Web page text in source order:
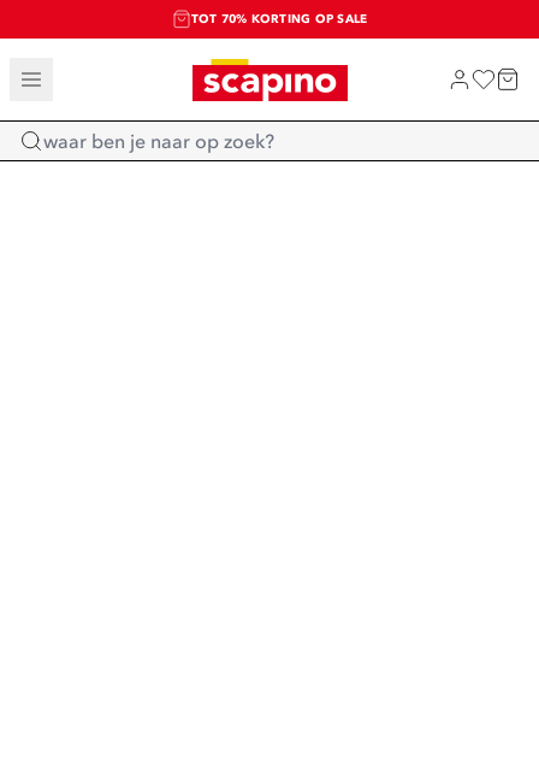
TOT 70% KORTING OP SALE
SALE: LAATSTE KANS!
SHOP NIEUW
Home